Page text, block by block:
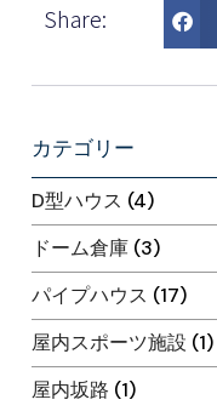
Share:
カテゴリー
D型ハウス (4)
ドーム倉庫 (3)
パイプハウス (17)
屋内スポーツ施設 (1)
屋内坂路 (1)